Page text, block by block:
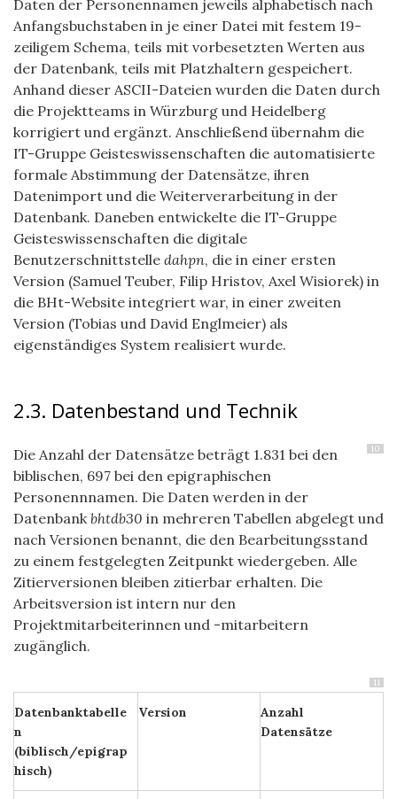
Daten der Personennamen jeweils alphabetisch nach
Anfangsbuchstaben in je einer Datei mit festem 19-
zeiligem Schema, teils mit vorbesetzten Werten aus
der Datenbank, teils mit Platzhaltern gespeichert.
Anhand dieser ASCII-Dateien wurden die Daten durch
die Projektteams in Würzburg und Heidelberg
korrigiert und ergänzt. Anschließend übernahm die
IT-Gruppe Geisteswissenschaften die automatisierte
formale Abstimmung der Datensätze, ihren
Datenimport und die Weiterverarbeitung in der
Datenbank. Daneben entwickelte die IT-Gruppe
Geisteswissenschaften die digitale
Benutzerschnittstelle dahpn, die in einer ersten
Version (Samuel Teuber, Filip Hristov, Axel Wisiorek) in
die BHt-Website integriert war, in einer zweiten
Version (Tobias und David Englmeier) als
eigenständiges System realisiert wurde.
2.3. Datenbestand und Technik
10
Die Anzahl der Datensätze beträgt 1.831 bei den
biblischen, 697 bei den epigraphischen
Personennnamen. Die Daten werden in der
Datenbankbhtdb30 in mehreren Tabellen abgelegt und
nach Versionen benannt, die den Bearbeitungsstand
zu einem festgelegten Zeitpunkt wiedergeben. Alle
Zitierversionen bleiben zitierbar erhalten. Die
Arbeitsversion ist intern nur den
Projektmitarbeiterinnen und -mitarbeitern
zugänglich.
11
Datenbanktabelle
n
(biblisch/epigrap
hisch)
Version
Anzahl
Datensätze